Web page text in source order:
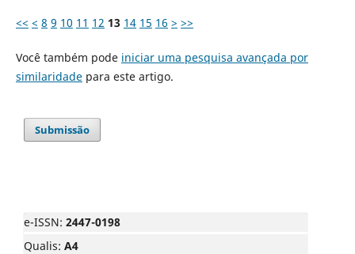
<< < 8 9 10 11 12 13 14 15 16 > >>
Você também pode iniciar uma pesquisa avançada por
similaridadepara este artigo.
Submissão
e-ISSN: 2447-0198
Qualis: A4